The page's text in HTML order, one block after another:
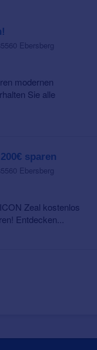
Ebersberg
modernen
Sie alle
sparen
Ebersberg
Zeal kostenlos
Entdecken...